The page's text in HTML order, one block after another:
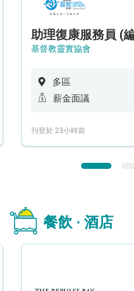
基督教靈實協會
多區
薪金面議
刊登於 23小時前
餐飲 · 酒店